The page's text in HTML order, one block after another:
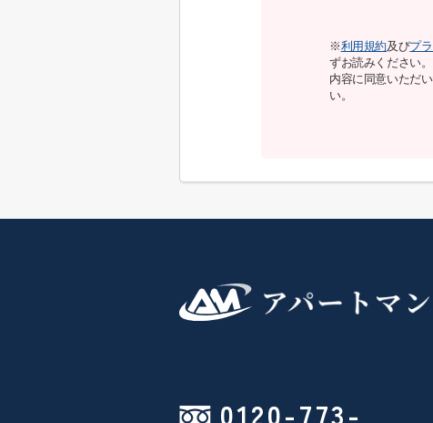
※利用規約及びプ
ずお読みください。
内容に同意いただ
い。
0120-773-